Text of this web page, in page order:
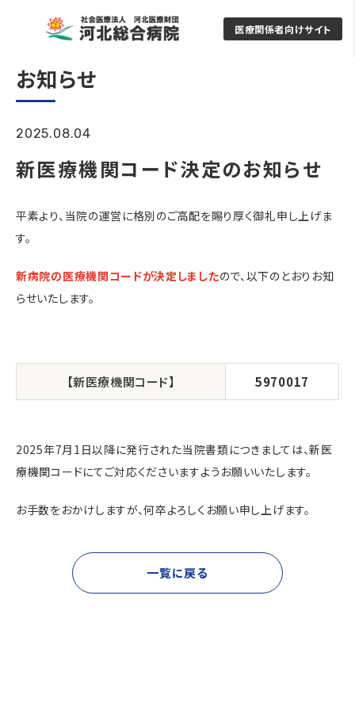
医療関係者向けサイト
お知らせ
2025.08.04
新医療機関コード決定のお知らせ
平素より、当院の運営に格別のご高配を賜り厚く御礼申し上げま
す。
新病院の医療機関コードが決定しましたので、以下のとおりお知
らせいたします。
【新医療機関コード】 5970017
2025年7月1日以降に発行された当院書類につきましては、新医
療機関コードにてご対応くださいますようお願いいたします。
お手数をおかけしますが、何卒よろしくお願い申し上げます。
一覧に戻る